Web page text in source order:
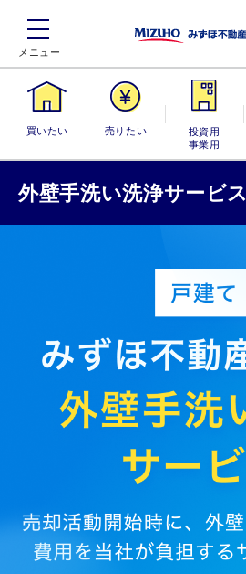
買いたい 売りたい
投資用・事業
用
外壁手洗い洗浄サービス